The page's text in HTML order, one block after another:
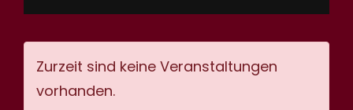
Zurzeit sind keine Veranstaltungen
vorhanden.